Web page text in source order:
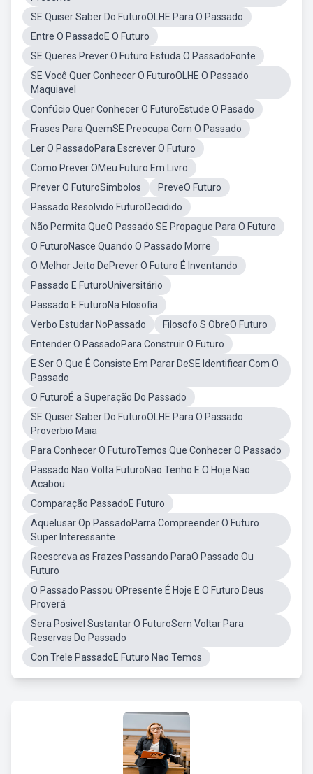
SE Quiser Saber Do FuturoOLHE Para O Passado
Entre O PassadoE O Futuro
SE Queres Prever O Futuro Estuda O PassadoFonte
SE Você Quer Conhecer O FuturoOLHE O Passado
Maquiavel
Confúcio Quer Conhecer O FuturoEstude O Pasado
Frases Para QuemSE Preocupa Com O Passado
Ler O PassadoPara Escrever O Futuro
Como Prever OMeu Futuro Em Livro
Prever O FuturoSimbolos
PreveO Futuro
Passado Resolvido FuturoDecidido
Não Permita QueO Passado SE Propague Para O Futuro
O FuturoNasce Quando O Passado Morre
O Melhor Jeito DePrever O Futuro É Inventando
Passado E FuturoUniversitário
Passado E FuturoNa Filosofia
Verbo Estudar NoPassado
Filosofo S ObreO Futuro
Entender O PassadoPara Construir O Futuro
E Ser O Que É Consiste Em Parar DeSE Identificar Com O
Passado
O FuturoÉ a Superação Do Passado
SE Quiser Saber Do FuturoOLHE Para O Passado
Proverbio Maia
Para Conhecer O FuturoTemos Que Conhecer O Passado
Passado Nao Volta FuturoNao Tenho E O Hoje Nao
Acabou
Comparação PassadoE Futuro
Aquelusar Op PassadoParra Compreender O Futuro
Super Interessante
Reescreva as Frazes Passando ParaO Passado Ou
Futuro
O Passado Passou OPresente É Hoje E O Futuro Deus
Proverá
Sera Posivel Sustantar O FuturoSem Voltar Para
Reservas Do Passado
Con Trele PassadoE Futuro Nao Temos